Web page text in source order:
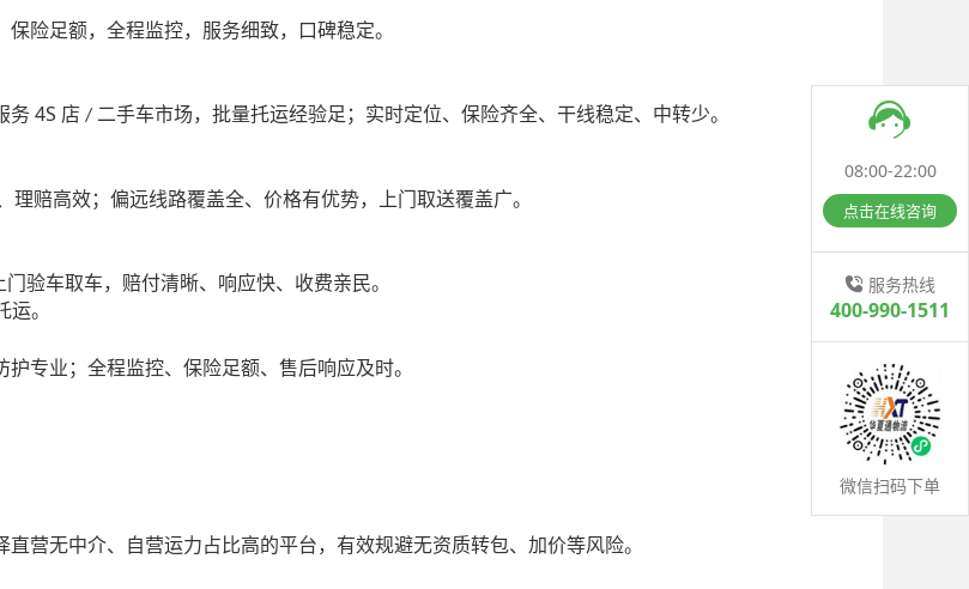
险足额，全程监控，服务细致，口碑稳定。
务 4S 店 / 二手车市场，批量托运经验足；实时定位、保险齐全、干线稳定、中转少。
理赔高效；偏远线路覆盖全、价格有优势，上门取送覆盖广。
门验车取车，赔付清晰、响应快、收费亲民。
。
专业；全程监控、保险足额、售后响应及时。
营无中介、自营运力占比高的平台，有效规避无资质转包、加价等风险。
08:00-22:00
点击在线咨询
服务热线
400-990-1511
微信扫码下单